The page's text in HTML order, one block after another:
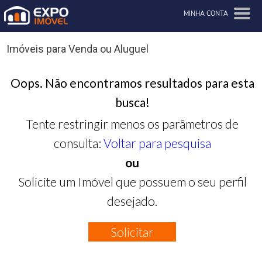
MINHA CONTA
Imóveis para Venda ou Aluguel
Oops. Não encontramos resultados para esta
busca!
Tente restringir menos os parâmetros de
consulta: Voltar para pesquisa
ou
Solicite um Imóvel que possuem o seu perfil
desejado.
Solicitar